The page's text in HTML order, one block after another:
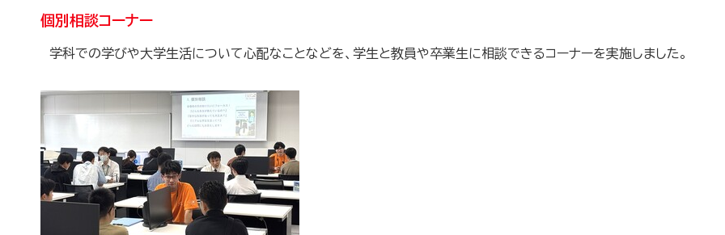
個別相談コーナー
学科での学びや大学生活について心配なことなどを、学生と教員や卒業生に相談できるコーナーを実施しました。